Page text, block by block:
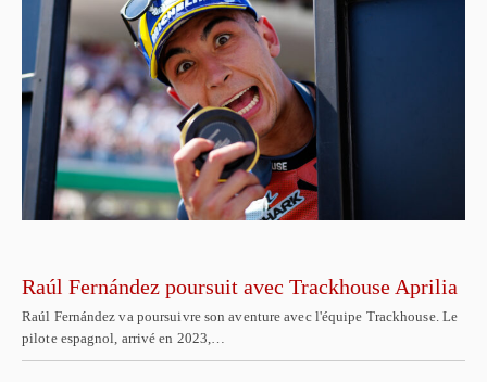
Raúl Fernández poursuit avec Trackhouse Aprilia
Raúl Fernández va poursuivre son aventure avec l'équipe Trackhouse. Le
pilote espagnol, arrivé en 2023,…